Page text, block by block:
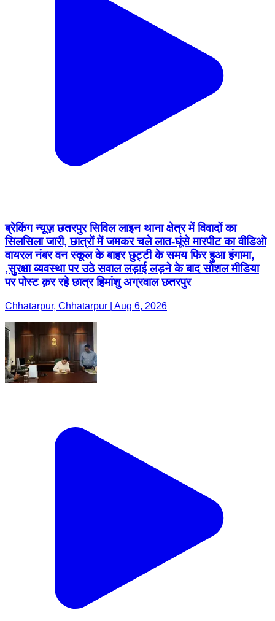
ब्रेकिंग न्यूज़ छतरपुर सिविल लाइन थाना क्षेत्र में विवादों का
सिलसिला जारी, छात्रों में जमकर चले लात-घूंसे मारपीट का वीडिओ
वायरल नंबर वन स्कूल के बाहर छुट्टी के समय फिर हुआ हंगामा,
,सुरक्षा व्यवस्था पर उठे सवाल लड़ाई लड़ने के बाद सोशल मीडिया
पर पोस्ट क़र रहे छात्र हिमांशु अग्रवाल छतरपुर
Chhatarpur, Chhatarpur | Aug 6, 2026